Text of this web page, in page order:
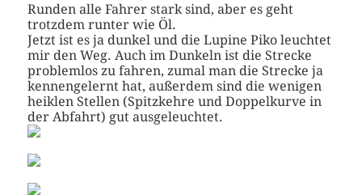
Runden alle Fahrer stark sind, aber es geht
trotzdem runter wie Öl.
Jetzt ist es ja dunkel und die Lupine Piko leuchtet
mir den Weg. Auch im Dunkeln ist die Strecke
problemlos zu fahren, zumal man die Strecke ja
kennengelernt hat, außerdem sind die wenigen
heiklen Stellen (Spitzkehre und Doppelkurve in
der Abfahrt) gut ausgeleuchtet.